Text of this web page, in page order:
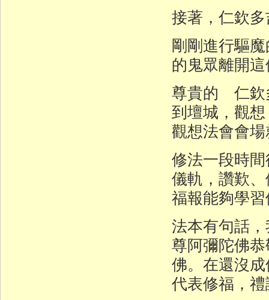
接著，仁欽
剛剛進行驅
的鬼眾離開
尊貴的 仁欽
到壇城，觀
觀想法會會
修法一段時
儀軌，讚歎
福報能夠學
法本有句話
尊阿彌陀佛
佛。在還沒
代表修福，